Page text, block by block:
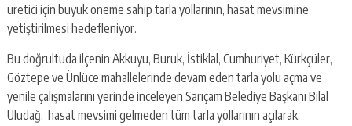
üretici için büyük öneme sahip tarla yollarının, hasat mevsimine
yetiştirilmesi hedefleniyor.
Bu doğrultuda ilçenin Akkuyu, Buruk, İstiklal, Cumhuriyet, Kürkçüler,
Göztepe ve Ünlüce mahallelerinde devam eden tarla yolu açma ve
yenile çalışmalarını yerinde inceleyen Sarıçam Belediye Başkanı Bilal
Uludağ, hasat mevsimi gelmeden tüm tarla yollarının açılarak,